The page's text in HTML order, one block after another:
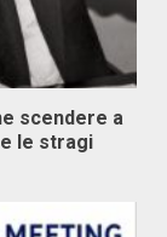
scendere a
le stragi